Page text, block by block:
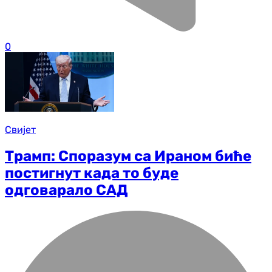
0
Свијет
Трамп: Споразум са Ираном биће
постигнут када то буде
одговарало САД